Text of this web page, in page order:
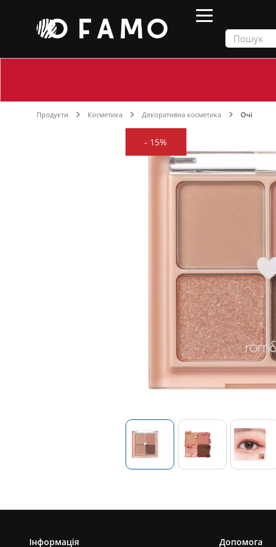
Продукти Косметика Декоративна косметика Очі
- 15%
Інформація Допомога